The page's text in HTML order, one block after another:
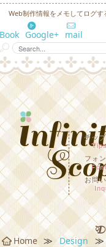
Web制作情報をメモしてログす
Google+ mail
チッ
フォ
お問
Home ≫ Design ≫